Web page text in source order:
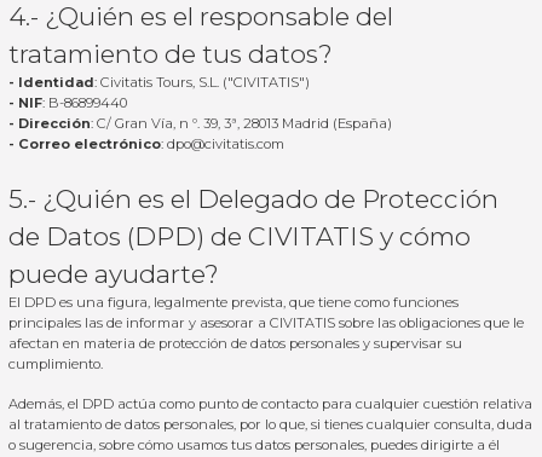
4.- ¿Quién es el responsable del
tratamiento de tus datos?
- Identidad: Civitatis Tours, S.L. ("CIVITATIS")
- NIF: B-86899440
- Dirección: C/ Gran Vía, n º. 39, 3ª, 28013 Madrid (España)
- Correo electrónico: dpo@civitatis.com
5.- ¿Quién es el Delegado de Protección
de Datos (DPD) de CIVITATIS y cómo
puede ayudarte?
El DPD es una figura, legalmente prevista, que tiene como funciones
principales las de informar y asesorar a CIVITATIS sobre las obligaciones que le
afectan en materia de protección de datos personales y supervisar su
cumplimiento.
Además, el DPD actúa como punto de contacto para cualquier cuestión relativa
al tratamiento de datos personales, por lo que, si tienes cualquier consulta, duda
o sugerencia, sobre cómo usamos tus datos personales, puedes dirigirte a él